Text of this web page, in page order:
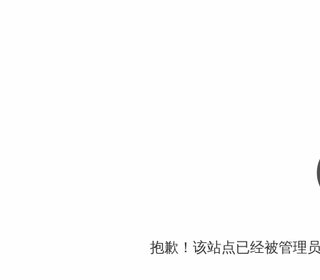
抱歉！该站点已经被管理